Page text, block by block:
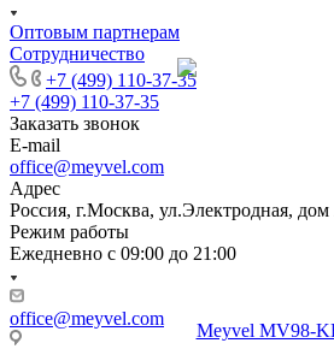
Оптовым партнерам
Сотрудничество
+7 (499) 110-37-35
+7 (499) 110-37-35
Заказать звонок
E-mail
office@meyvel.com
Адрес
Россия, г.Москва, ул.Электродная, дом
Режим работы
Ежедневно с 09:00 до 21:00
office@meyvel.com